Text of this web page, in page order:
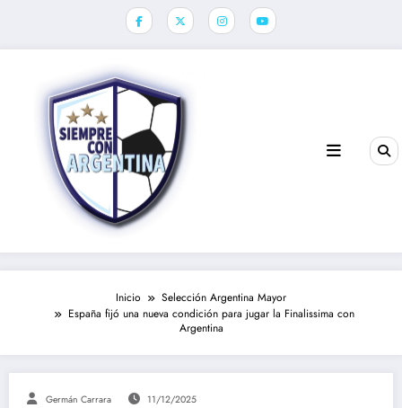
Inicio
Selección Argentina Mayor
España fijó una nueva condición para jugar la Finalissima con
Argentina
Germán Carrara 11/12/2025